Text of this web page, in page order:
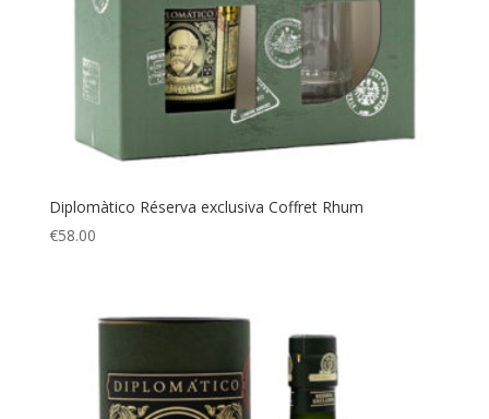
Diplomàtico Réserva exclusiva Coffret Rhum
€58.00